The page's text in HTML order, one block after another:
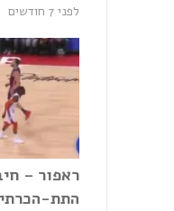
לפני 7 חודשים
ראפור –
התת-